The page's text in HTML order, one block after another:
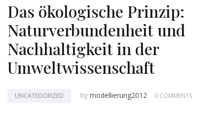
Das ökologische Prinzip:
Naturverbundenheit und
Nachhaltigkeit in der
Umweltwissenschaft
UNCATEGORIZED by modellierung2012 0 COMMENTS